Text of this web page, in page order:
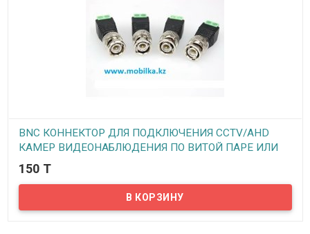
BNC КОННЕКТОР ДЛЯ ПОДКЛЮЧЕНИЯ CCTV/AHD
КАМЕР ВИДЕОНАБЛЮДЕНИЯ ПО ВИТОЙ ПАРЕ ИЛИ
КОАКСИАЛЬНОМУ КАБЕЛЮ, TS-CT103
Предлагаем удобные и надежные BNC коннекторы для
150 T